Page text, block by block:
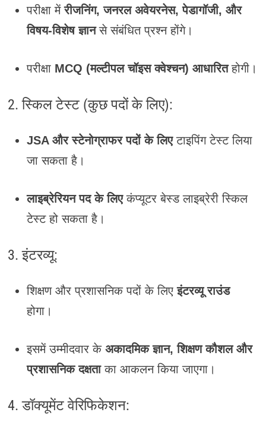
परीक्षा मेंरीजनिंग, जनरल अवेयरनेस, पेडागॉजी, और
विषय-विशेष ज्ञानसे संबंधित प्रश्न होंगे।
परीक्षा MCQ (मल्टीपल चॉइस क्वेश्चन) आधारितहोगी।
2. स्किल टेस्ट (कुछ पदों के लिए):
JSA और स्टेनोग्राफर पदों के लिएटाइपिंग टेस्ट लिया
जा सकता है।
लाइब्रेरियन पद के लिएकंप्यूटर बेस्ड लाइब्रेरी स्किल
टेस्ट हो सकता है।
3. इंटरव्यू:
शिक्षण और प्रशासनिक पदों के लिएइंटरव्यू राउंड
होगा।
इसमें उम्मीदवार के अकादमिक ज्ञान, शिक्षण कौशल और
प्रशासनिक दक्षताका आकलन किया जाएगा।
4. डॉक्यूमेंट वेरिफिकेशन: